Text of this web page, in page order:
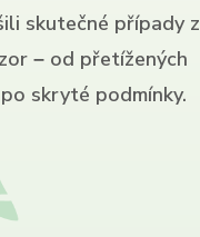
skutečné případy z
– od přetížených
skryté podmínky.